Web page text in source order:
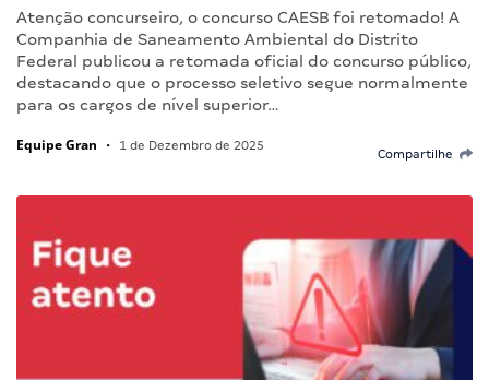
Atenção concurseiro, o concurso CAESB foi retomado! A
Companhia de Saneamento Ambiental do Distrito
Federal publicou a retomada oficial do concurso público,
destacando que o processo seletivo segue normalmente
para os cargos de nível superior…
Equipe Gran • 1 de Dezembro de 2025
Compartilhe